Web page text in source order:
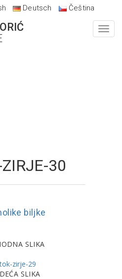
Deutsch Čeština
30
SLIKA
SLIKA